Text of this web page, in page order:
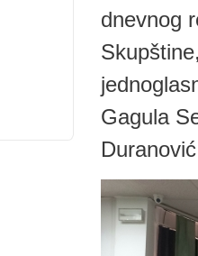
dnevnog
Gagula